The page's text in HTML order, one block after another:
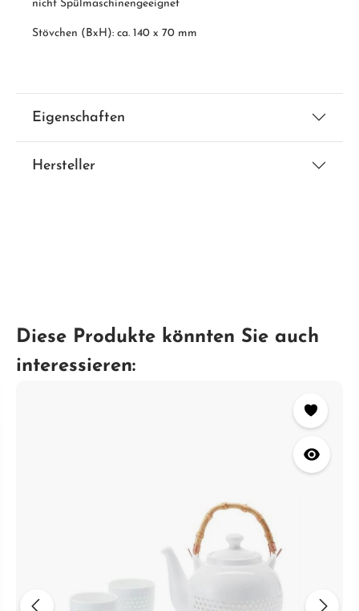
nicht Spülmaschinengeeignet
Stövchen (BxH): ca. 140 x 70 mm
Eigenschaften
Hersteller
Diese Produkte könnten Sie auch
interessieren: